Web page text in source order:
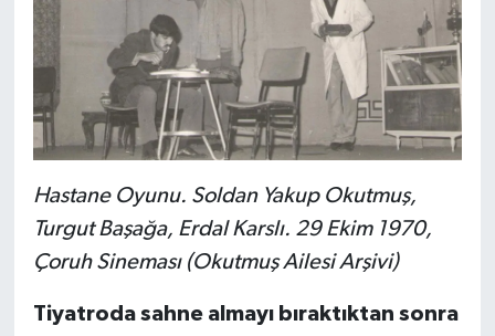
Hastane Oyunu. Soldan Yakup Okutmuş,
Turgut Başağa, Erdal Karslı. 29 Ekim 1970,
Çoruh Sineması (Okutmuş Ailesi Arşivi)
Tiyatroda sahne almayı bıraktıktan sonra